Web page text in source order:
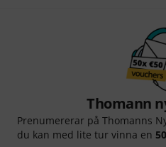
Thomann
Prenumererar på Thomanns
du kan med lite tur vinna en